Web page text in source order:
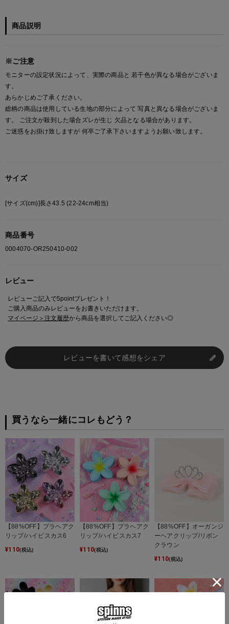
商品説明
※ご注意
モニターの設定状況によって、実際の商品と 若干色が異なる場合がございま
す。
あらかじめご了承ください。
総柄の商品は使用している生地の部分によって 写真と異なる場合がございま
す。 ご注文が殺到した場合ズレが生じ 欠品となる場合があります。
ご迷惑をお掛け致しますが 何卒ご了承下さいますようお願い致します。
サイズ
[サイズ(cm)]長さ43.5 (22-24cm相当)
商品番号
0004070-OR250410-002
レビュー
レビューご記入で5pointプレゼント！
ご購入商品のみレビューをお書きいただけます。
マイページ＞注文履歴から商品を選択してご記入ください◎
レビューを書いて感想をシェア
買うなら一緒にコレもどう？
【88%OFF】プラヘアク
リップ/ハイビスカス6
¥110(税込)
【88%OFF】プラヘアク
リップ/ハイビスカス7
¥110(税込)
【88%OFF】オーガンジ
ーヘアクリップ/リボン
クラウン
¥110(税込)